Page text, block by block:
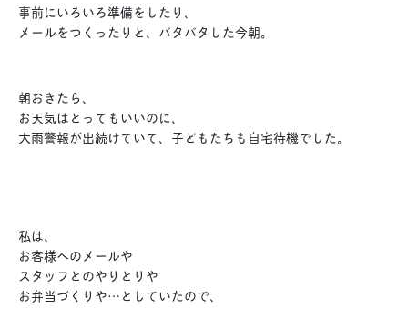
事前にいろいろ準備をしたり、
メールをつくったりと、バタバタした今朝。
朝おきたら、
お天気はとってもいいのに、
大雨警報が出続けていて、子どもたちも自宅待機でした。
私は、
お客様へのメールや
スタッフとのやりとりや
お弁当づくりや…としていたので、